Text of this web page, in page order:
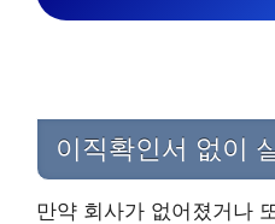
이직확인서 없이
만약 회사가 없어졌거나